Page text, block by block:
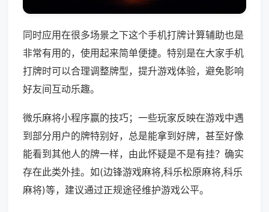
同时应用在很多场景之下这个手机打牌计算辅助也是
非常有用的，使用起来简单便捷。特别是在大家手机
打牌时可以合理调整牌型，提升游戏体验，避免影响
好友间互动乐趣。
微乐麻将小程序赢的技巧；一些玩家反映在游戏中遇
到部分用户的牌特别好，总是能拿到好牌，甚至好像
能看到其他人的牌一样，由此怀疑是不是有挂？确实
存在此类外挂。如(边锋游戏麻将,科乐松原麻将,科乐
麻将)等，建议通过正规途径维护游戏公平。